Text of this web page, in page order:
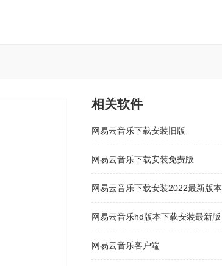
相关软件
网易云音乐下载安装旧版
网易云音乐下载安装免费版
网易云音乐下载安装2022最新版本
网易云音乐hd版本下载安装最新版
网易云音乐客户端